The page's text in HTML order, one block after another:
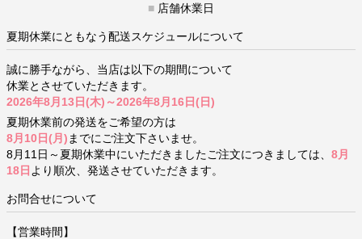
■ 店舗休業日
夏期休業にともなう配送スケジュールについて
誠に勝手ながら、当店は以下の期間について
休業とさせていただきます。
2026年8月13日(木)～2026年8月16日(日)
夏期休業前の発送をご希望の方は
8月10日(月) までにご注文下さいませ。
8月11日～夏期休業中にいただきましたご注文につきましては、 8月
18日 より順次、発送させていただきます。
お問合せについて
【営業時間】